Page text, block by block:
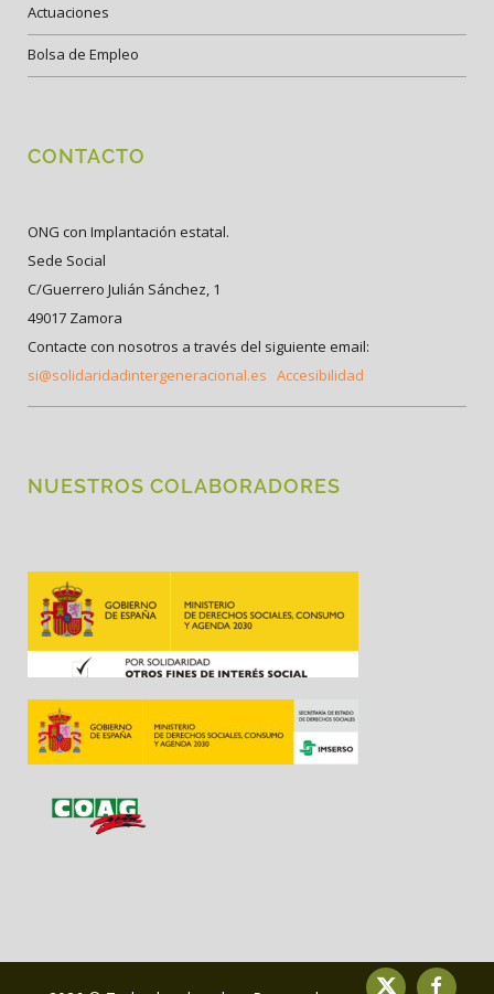
Actuaciones
Bolsa de Empleo
CONTACTO
ONG con Implantación estatal.
Sede Social
C/Guerrero Julián Sánchez, 1
49017 Zamora
Contacte con nosotros a través del siguiente email:
si@solidaridadintergeneracional.es Accesibilidad
NUESTROS COLABORADORES